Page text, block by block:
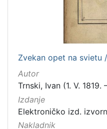
Zvekan opet na svietu
Autor
Trnski, Ivan (1. V. 1819.
Izdanje
Elektroničko izd.
Nakladnik